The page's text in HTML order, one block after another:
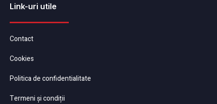
Link-uri utile
Contact
Cookies
Politica de confidentialitate
Termeni și condiții